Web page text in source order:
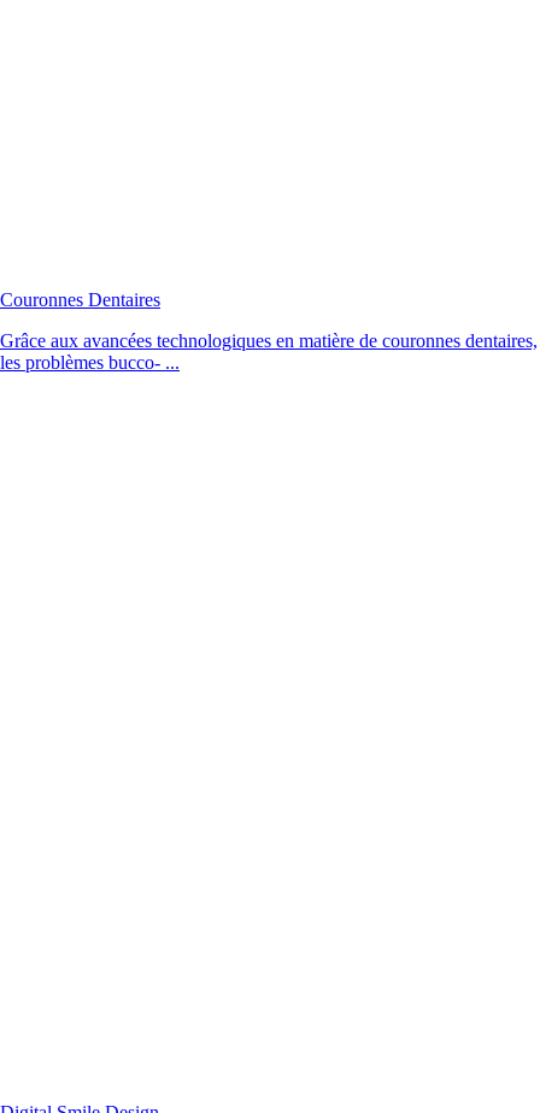
Couronnes Dentaires
Grâce aux avancées technologiques en matière de couronnes dentaires,
les problèmes bucco- ...